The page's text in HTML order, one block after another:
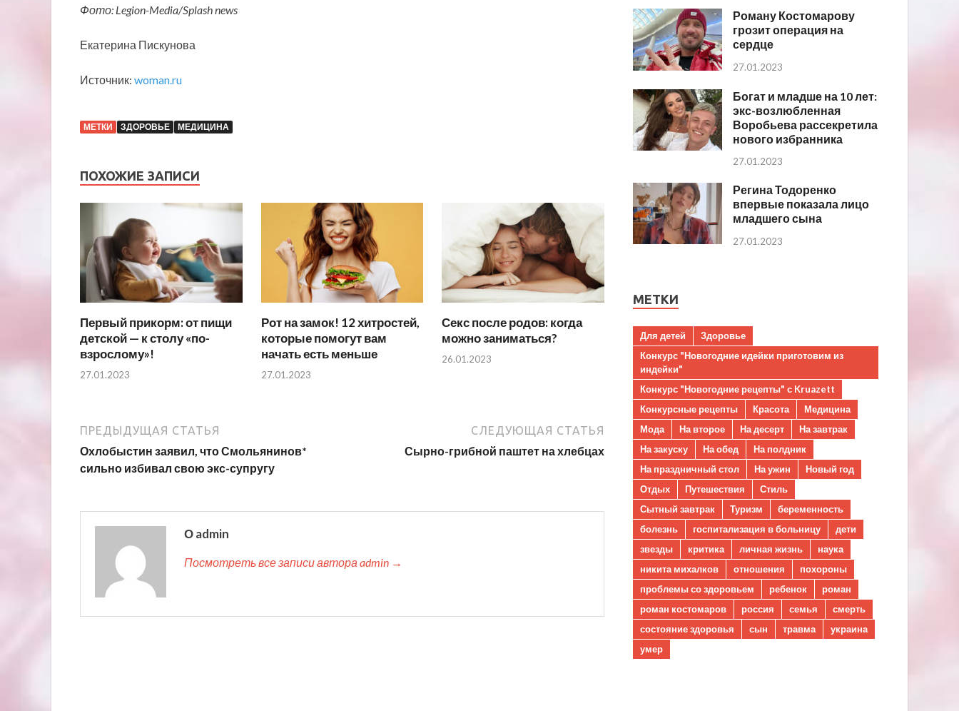
Фото: Legion-Media/Splash news
Екатерина Пискунова
Источник: woman.ru
МЕТКИ ЗДОРОВЬЕ МЕДИЦИНА
ПОХОЖИЕ ЗАПИСИ
Первый прикорм: от пищи
детской — к столу «по-
взрослому»!
27.01.2023
Рот на замок! 12 хитростей,
которые помогут вам
начать есть меньше
27.01.2023
Секс после родов: когда
можно заниматься?
26.01.2023
ПРЕДЫДУЩАЯ СТАТЬЯ
Охлобыстин заявил, что Смольянинов*
сильно избивал свою экс-супругу
СЛЕДУЮЩАЯ СТАТЬЯ
Сырно-грибной паштет на хлебцах
О admin
Посмотреть все записи автора admin →
Роману Костомарову
грозит операция на
сердце
27.01.2023
Богат и младше на 10 лет:
экс-возлюбленная
Воробьева рассекретила
нового избранника
27.01.2023
Регина Тодоренко
впервые показала лицо
младшего сына
27.01.2023
МЕТКИ
Для детей
Здоровье
Конкурс "Новогодние идейки приготовим из
индейки"
Конкурс "Новогодние рецепты" с Kruazett
Конкурсные рецепты
Красота
Медицина
Мода
На второе На десерт
На завтрак
На закуску
На обед
На полдник
На праздничный стол
На ужин
Новый год
Отдых
Путешествия
Стиль
Сытный завтрак
Туризм
беременность
болезнь
госпитализация в больницу
дети
звезды
критика личная жизнь
наука
никита михалков
отношения
похороны
проблемы со здоровьем
ребенок
роман
роман костомаров
россия семья
смерть
состояние здоровья
сын травма
украина
умер